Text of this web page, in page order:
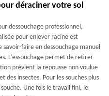
déraciner votre sol
dessouchage professionnel,
pour enlever racine est
faire en dessouchage manuel
L’essouchage permet de retirer
prévient la repousse non voulue
des insectes. Pour les souches plus
Une fois le travail fini, le